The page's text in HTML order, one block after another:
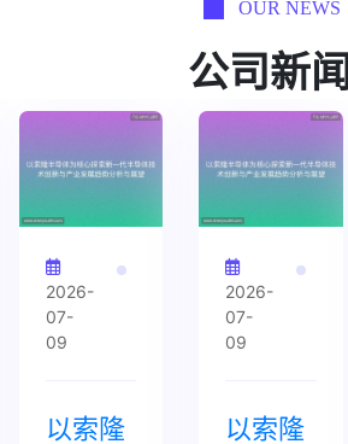
OUR NEWS
公司新闻
2026-
07-
09
以索隆
2026-
07-
09
以索隆